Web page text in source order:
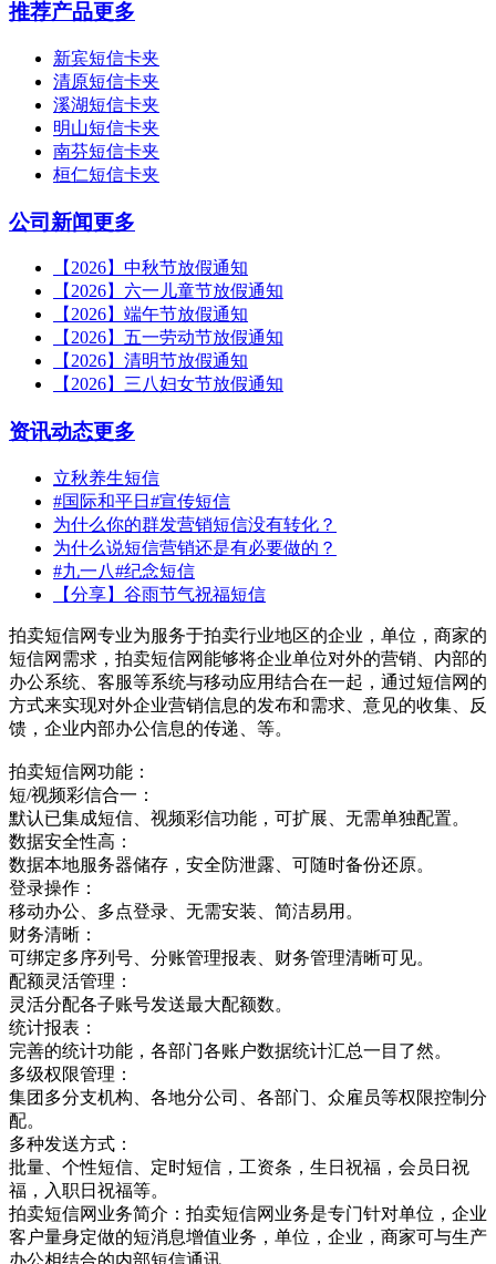
推荐产品更多
新宾短信卡夹
清原短信卡夹
溪湖短信卡夹
明山短信卡夹
南芬短信卡夹
桓仁短信卡夹
公司新闻更多
【2026】中秋节放假通知
【2026】六一儿童节放假通知
【2026】端午节放假通知
【2026】五一劳动节放假通知
【2026】清明节放假通知
【2026】三八妇女节放假通知
资讯动态更多
立秋养生短信
#国际和平日#宣传短信
为什么你的群发营销短信没有转化？
为什么说短信营销还是有必要做的？
#九一八#纪念短信
【分享】谷雨节气祝福短信
拍卖短信网专业为服务于拍卖行业地区的企业，单位，商家的
短信网需求，拍卖短信网能够将企业单位对外的营销、内部的
办公系统、客服等系统与移动应用结合在一起，通过短信网的
方式来实现对外企业营销信息的发布和需求、意见的收集、反
馈，企业内部办公信息的传递、等。
拍卖短信网功能：
短/视频彩信合一：
默认已集成短信、视频彩信功能，可扩展、无需单独配置。
数据安全性高：
数据本地服务器储存，安全防泄露、可随时备份还原。
登录操作：
移动办公、多点登录、无需安装、简洁易用。
财务清晰：
可绑定多序列号、分账管理报表、财务管理清晰可见。
配额灵活管理：
灵活分配各子账号发送最大配额数。
统计报表：
完善的统计功能，各部门各账户数据统计汇总一目了然。
多级权限管理：
集团多分支机构、各地分公司、各部门、众雇员等权限控制分
配。
多种发送方式：
批量、个性短信、定时短信，工资条，生日祝福，会员日祝
福，入职日祝福等。
拍卖短信网业务简介：拍卖短信网业务是专门针对单位，企业
客户量身定做的短消息增值业务，单位，企业，商家可与生产
办公相结合的内部短信通讯，